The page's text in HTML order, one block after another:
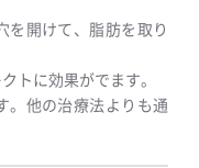
を開けて、脂肪を取り
トに効果がでます。
。他の治療法よりも通